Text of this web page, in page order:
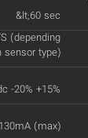
&lt;60 sec
(depending
sensor type)
-20% +15%
(max)